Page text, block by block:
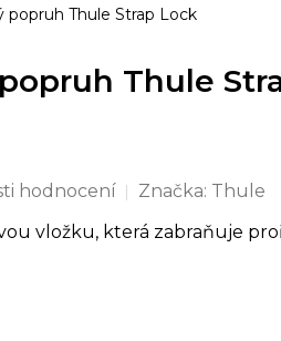
popruh Thule Strap Lock
vložku, která zabraňuje
Thule
hodnocení Značka: Thule